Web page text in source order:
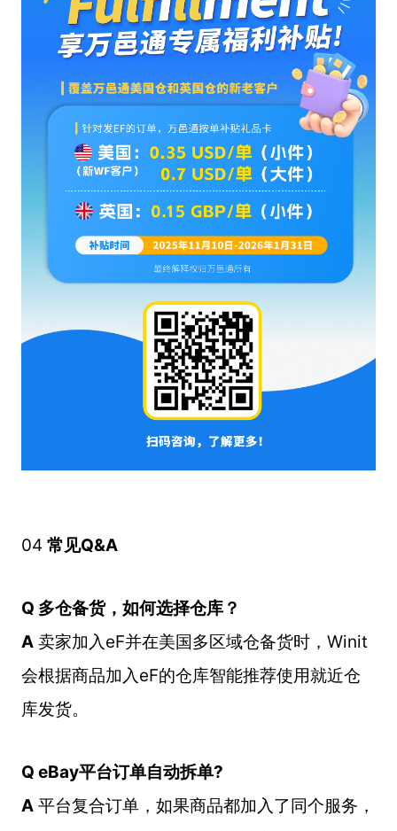
04 常见Q&A
Q 多仓备货，如何选择仓库？
A卖家加入eF并在美国多区域仓备货时，Winit
会根据商品加入eF的仓库智能推荐使用就近仓
库发货。
Q eBay平台订单自动拆单?
A平台复合订单，如果商品都加入了同个服务，